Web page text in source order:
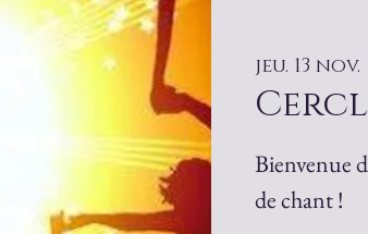
jeu. 13 nov.
Bienvenue
de chant !